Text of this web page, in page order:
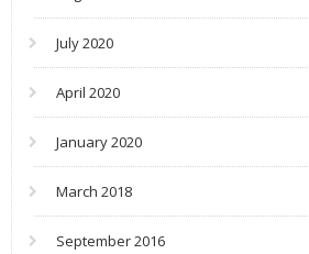
July 2020
April 2020
January 2020
March 2018
September 2016